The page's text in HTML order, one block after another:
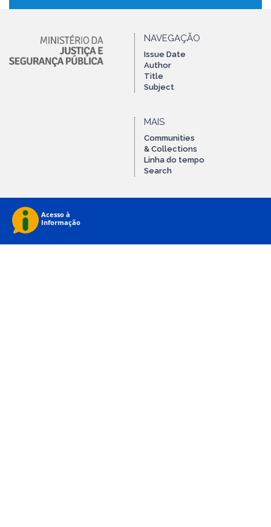
NAVEGAÇÃO
Issue Date
Author
Title
Subject
MAIS
Communities
& Collections
Linha do tempo
Search